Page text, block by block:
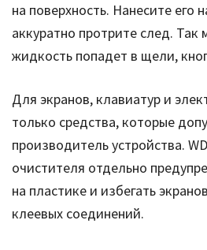
на поверхность. Нанесите его
аккуратно протрите след. Так
жидкость попадет в щели,
Для экранов, клавиатур и
только средства, которые
производитель устройства.
очистителя отдельно
на пластике и избегать
клеевых соединений.